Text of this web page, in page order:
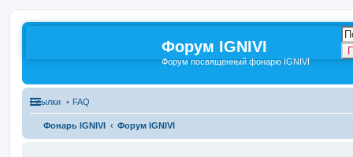
Форум IGNIVI
Форум посвященный фонарю IGNIVI
Ссылки FAQ
Фонарь IGNIVI Форум IGNIVI